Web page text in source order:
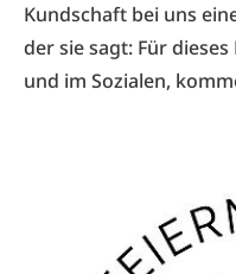
Kundschaft bei uns
der sie sagt: Für
und im Sozialen,